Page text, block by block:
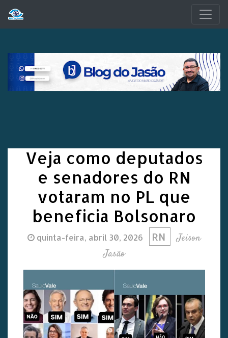
Veja como deputados
e senadores do RN
votaram no PL que
beneficia Bolsonaro
quinta-feira, abril 30, 2026 RN
Jeison
Jasão